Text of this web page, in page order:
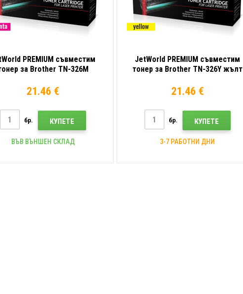
PREMIUM съвместим
за Brother TN-326M
21.46 €
бр. КУПЕТЕ
ВЪВ ВЪНШЕН СКЛАД
JetWorld PREMIUM съвместим
тонер за Brother TN-326Y жълт
21.46 €
бр. КУПЕТЕ
3-7 РАБОТНИ ДНИ